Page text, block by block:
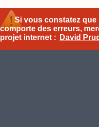
Si vous constatez
comporte des erreurs,
projet internet :
David